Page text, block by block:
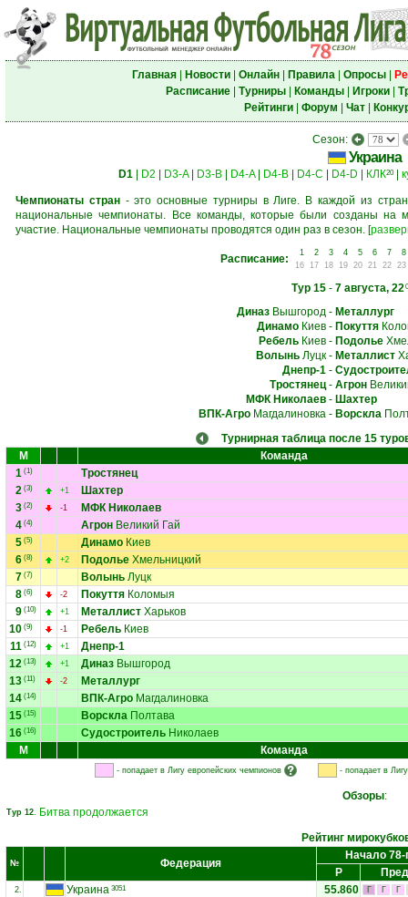
Главная| Новости| Онлайн| Правила| Опросы|
Расписание| Турниры| Команды| Игроки|
Рейтинги| Форум Чат|
Сезон:
Украина
D1| D2 D3-A| D3-B| D4-A| D4-B| D4-C D4-D КЛК20|
Чемпионаты стран- это основные турниры в Лиге. В каждой из
национальные чемпионаты. Все команды, которые были созданы на
участие. Национальные чемпионаты проводятся один раз в сезон. [
Расписание: 1 2 3 4 5 6 7
8
16
17 18 19 20 21 22 23
Тур 15- 7 августа, 22
ДиназВышгород- Металлург
ДинамоКиев- Покуття
РебельКиев- Подолье
ВолыньЛуцк- Металлист
Днепр-1-
Тростянец- Агрон
МФК Николаев- Шахтер
ВПК-АгроМагдалиновка- Ворскла
Турнирная таблица после 15
М
Команда
1 (1)
Тростянец
2 (3) +1
Шахтер
3 (2) -1
МФК Николаев
4 (4) Агрон Великий Гай
5 (5) Динамо Киев
6 (8) +2 Подолье Хмельницкий
7 (7) Волынь Луцк
8 (6) -2 Покуття Коломыя
9 (10) +1 Металлист Харьков
10 (9) -1 Ребель Киев
11 (12) +1
Днепр-1
12 (13) +1 Диназ Вышгород
13 (11) -2
Металлург
14 (14) ВПК-Агро Магдалиновка
15 (15) Ворскла Полтава
16 (16) Судостроитель Николаев
М
Команда
- попадает в Лигу европейских чемпионов - попадает в
Обзоры:
Тур 12. Битва продолжается
Рейтинг
№ Федерация
Начало 78-
Р
2. Украина 3051 55.860 Г Г Г